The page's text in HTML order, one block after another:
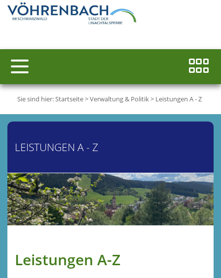
Sie sind hier:Startseite>Verwaltung & Politik> Leistungen A - Z
LEISTUNGEN A - Z
Leistungen A-Z